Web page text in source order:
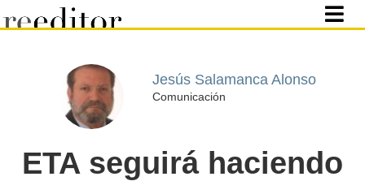
Jesús Salamanca Alonso
Comunicación
ETA seguirá haciendo